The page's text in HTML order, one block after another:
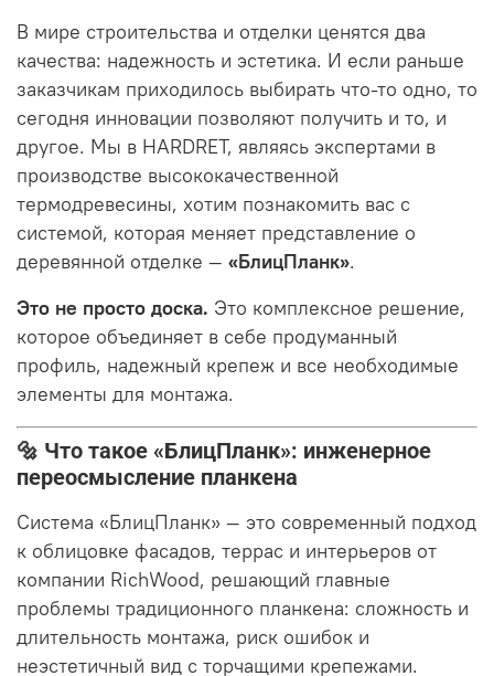
В мире строительства и отделки ценятся два
качества: надежность и эстетика. И если раньше
заказчикам приходилось выбирать что-то одно, то
сегодня инновации позволяют получить и то, и
другое. Мы в HARDRET, являясь экспертами в
производстве высококачественной
термодревесины, хотим познакомить вас с
системой, которая меняет представление о
деревянной отделке — «БлицПланк».
Это не просто доска. Это комплексное решение,
которое объединяет в себе продуманный
профиль, надежный крепеж и все необходимые
элементы для монтажа.
🔩 Что такое «БлицПланк»: инженерное
переосмысление планкена
Система «БлицПланк» — это современный подход
к облицовке фасадов, террас и интерьеров от
компании RichWood, решающий главные
проблемы традиционного планкена: сложность и
длительность монтажа, риск ошибок и
неэстетичный вид с торчащими крепежами.